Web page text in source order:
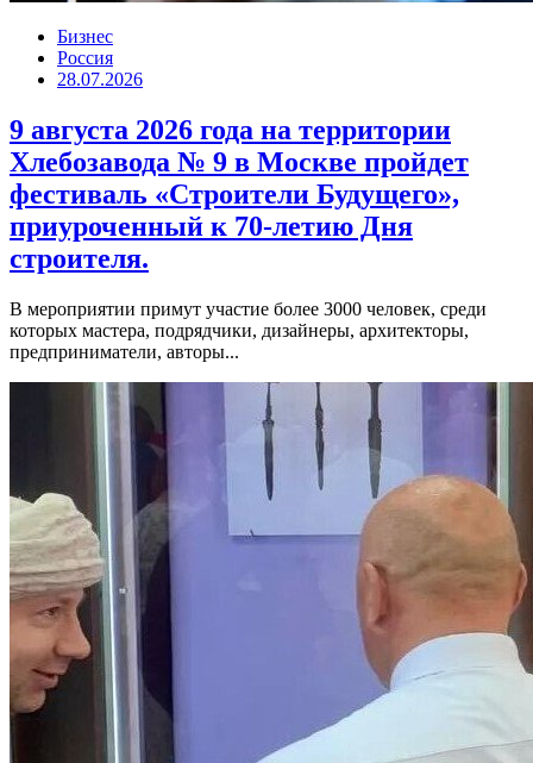
Бизнес
Россия
28.07.2026
9 августа 2026 года на территории
Хлебозавода № 9 в Москве пройдет
фестиваль «Строители Будущего»,
приуроченный к 70-летию Дня
строителя.
В мероприятии примут участие более 3000 человек, среди
которых мастера, подрядчики, дизайнеры, архитекторы,
предприниматели, авторы...